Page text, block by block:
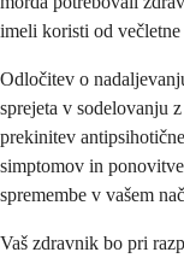
imeli koristi od večletne
Odločitev o
sprejeta v sodelovanju
prekinitev
simptomov in
spremembe v vašem
Vaš zdravnik bo pri